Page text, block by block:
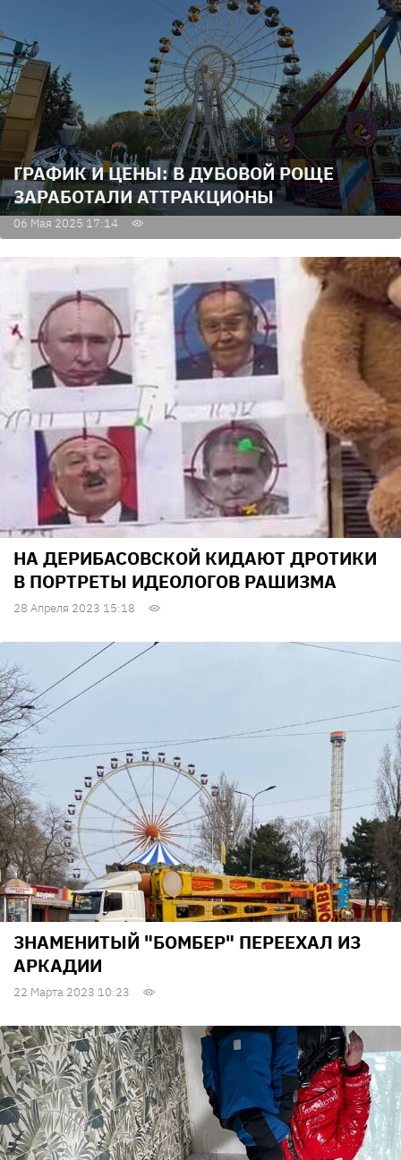
ГРАФИК И ЦЕНЫ: В ДУБОВОЙ РОЩЕ
ЗАРАБОТАЛИ АТТРАКЦИОНЫ
06 Мая 2025 17:14
НА ДЕРИБАСОВСКОЙ КИДАЮТ ДРОТИКИ
В ПОРТРЕТЫ ИДЕОЛОГОВ РАШИЗМА
28 Апреля 2023 15:18
ЗНАМЕНИТЫЙ "БОМБЕР" ПЕРЕЕХАЛ ИЗ
АРКАДИИ
22 Марта 2023 10:23